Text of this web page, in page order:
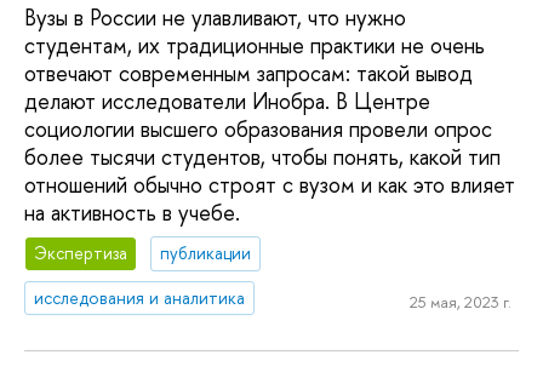
Вузы в России не улавливают, что нужно
студентам, их традиционные практики не очень
отвечают современным запросам: такой вывод
делают исследователи Инобра. В Центре
социологии высшего образования провели опрос
более тысячи студентов, чтобы понять, какой тип
отношений обычно строят с вузом и как это влияет
на активность в учебе.
Экспертиза
публикации
исследования и аналитика
25 мая, 2023 г.